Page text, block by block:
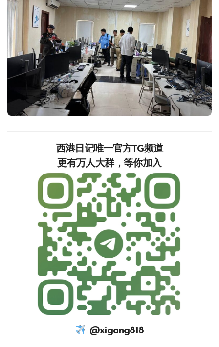
西港日记唯一官方TG频道
更有万人大群，等你加入‍‍‍‍‍‍‍‍‍‍‍‍‍
@xigang818